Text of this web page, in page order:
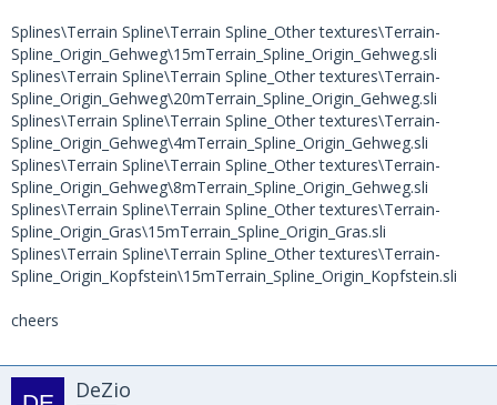
Splines\Terrain Spline\Terrain Spline_Other textures\Terrain-
Spline_Origin_Gehweg\15mTerrain_Spline_Origin_Gehweg.sli
Splines\Terrain Spline\Terrain Spline_Other textures\Terrain-
Spline_Origin_Gehweg\20mTerrain_Spline_Origin_Gehweg.sli
Splines\Terrain Spline\Terrain Spline_Other textures\Terrain-
Spline_Origin_Gehweg\4mTerrain_Spline_Origin_Gehweg.sli
Splines\Terrain Spline\Terrain Spline_Other textures\Terrain-
Spline_Origin_Gehweg\8mTerrain_Spline_Origin_Gehweg.sli
Splines\Terrain Spline\Terrain Spline_Other textures\Terrain-
Spline_Origin_Gras\15mTerrain_Spline_Origin_Gras.sli
Splines\Terrain Spline\Terrain Spline_Other textures\Terrain-
Spline_Origin_Kopfstein\15mTerrain_Spline_Origin_Kopfstein.sli
cheers
DeZio